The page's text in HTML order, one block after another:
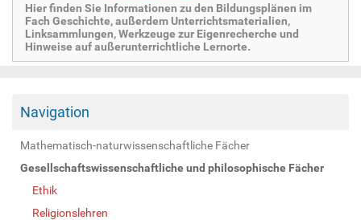
Hier finden Sie Informationen zu den Bildungsplänen im
Fach Geschichte, außerdem Unterrichtsmaterialien,
Linksammlungen, Werkzeuge zur Eigenrecherche und
Hinweise auf außerunterrichtliche Lernorte.
Navigation
Mathematisch-naturwissenschaftliche Fächer
Gesellschaftswissenschaftliche und philosophische Fächer
Ethik
Religionslehren